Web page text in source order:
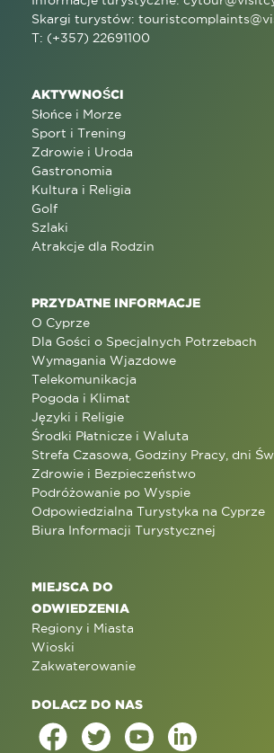
Skargi turystów:
T: (+357) 22691100
AKTYWNOŚCI
Słońce i Morze
Sport i Trening
Zdrowie i Uroda
Gastronomia
Kultura i Religia
Golf
Szlaki
Atrakcje dla Rodzin
PRZYDATNE INFORMACJE
O Cyprze
Dla Gości o Specjalnych Potrzebach
Wymagania Wjazdowe
Telekomunikacja
Pogoda i Klimat
Języki i Religie
Środki Płatnicze i Waluta
Strefa Czasowa, Godziny Pracy, dni
Zdrowie i Bezpieczeństwo
Podróżowanie po Wyspie
Odpowiedzialna Turystyka na Cyprze
Biura Informacji Turystycznej
MIEJSCA DO
ODWIEDZENIA
Regiony i Miasta
Wioski
Zakwaterowanie
DOLACZ DO NAS